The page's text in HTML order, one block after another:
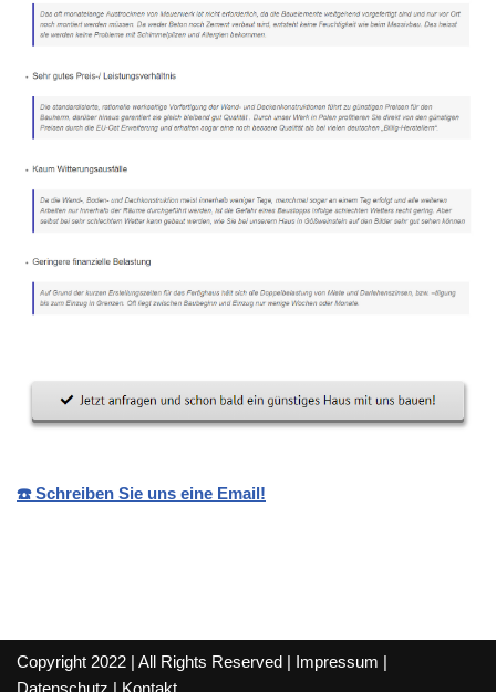
☎️ Schreiben Sie uns eine Email!
Copyright 2022 | All Rights Reserved | Impressum |
Datenschutz | Kontakt